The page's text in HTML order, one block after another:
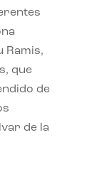
Ramis,
que
de
de la